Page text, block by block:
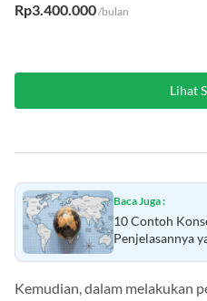
Rp3.400.000/bulan
Lihat
Baca Juga :
10 Contoh
Penjelasannya
Kemudian, dalam melakukan